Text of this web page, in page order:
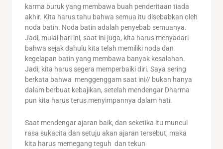
karma buruk yang membawa buah penderitaan tiada
akhir. Kita harus tahu bahwa semua itu disebabkan oleh
noda batin. Noda batin adalah penyebab semuanya.
Jadi, mulai hari ini, saat ini juga, kita harus menyadari
bahwa sejak dahulu kita telah memiliki noda dan
kegelapan batin yang membawa banyak kesalahan.
Jadi, kita harus segera memperbaiki diri. Saya sering
berkata bahwa menggenggam saat ini// bukan hanya
dalam berbuat kebajikan, setelah mendengar Dharma
pun kita harus terus menyimpannya dalam hati.
Saat mendengar ajaran baik, dan seketika itu muncul
rasa sukacita dan setuju akan ajaran tersebut, maka
kita harus memegang teguh dan tekun